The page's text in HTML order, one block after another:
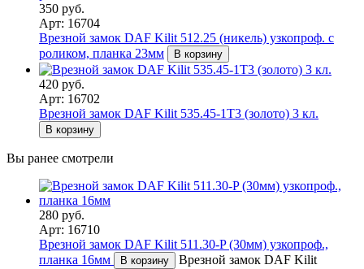
350 руб.
Арт: 16704
Врезной замок DAF Kilit 512.25 (никель) узкопроф. с
роликом, планка 23мм
В корзину
420 руб.
Арт: 16702
Врезной замок DAF Kilit 535.45-1T3 (золото) 3 кл.
В корзину
Вы ранее смотрели
280 руб.
Арт: 16710
Врезной замок DAF Kilit 511.30-P (30мм) узкопроф.,
планка 16мм
В корзину
Врезной замок DAF Kilit